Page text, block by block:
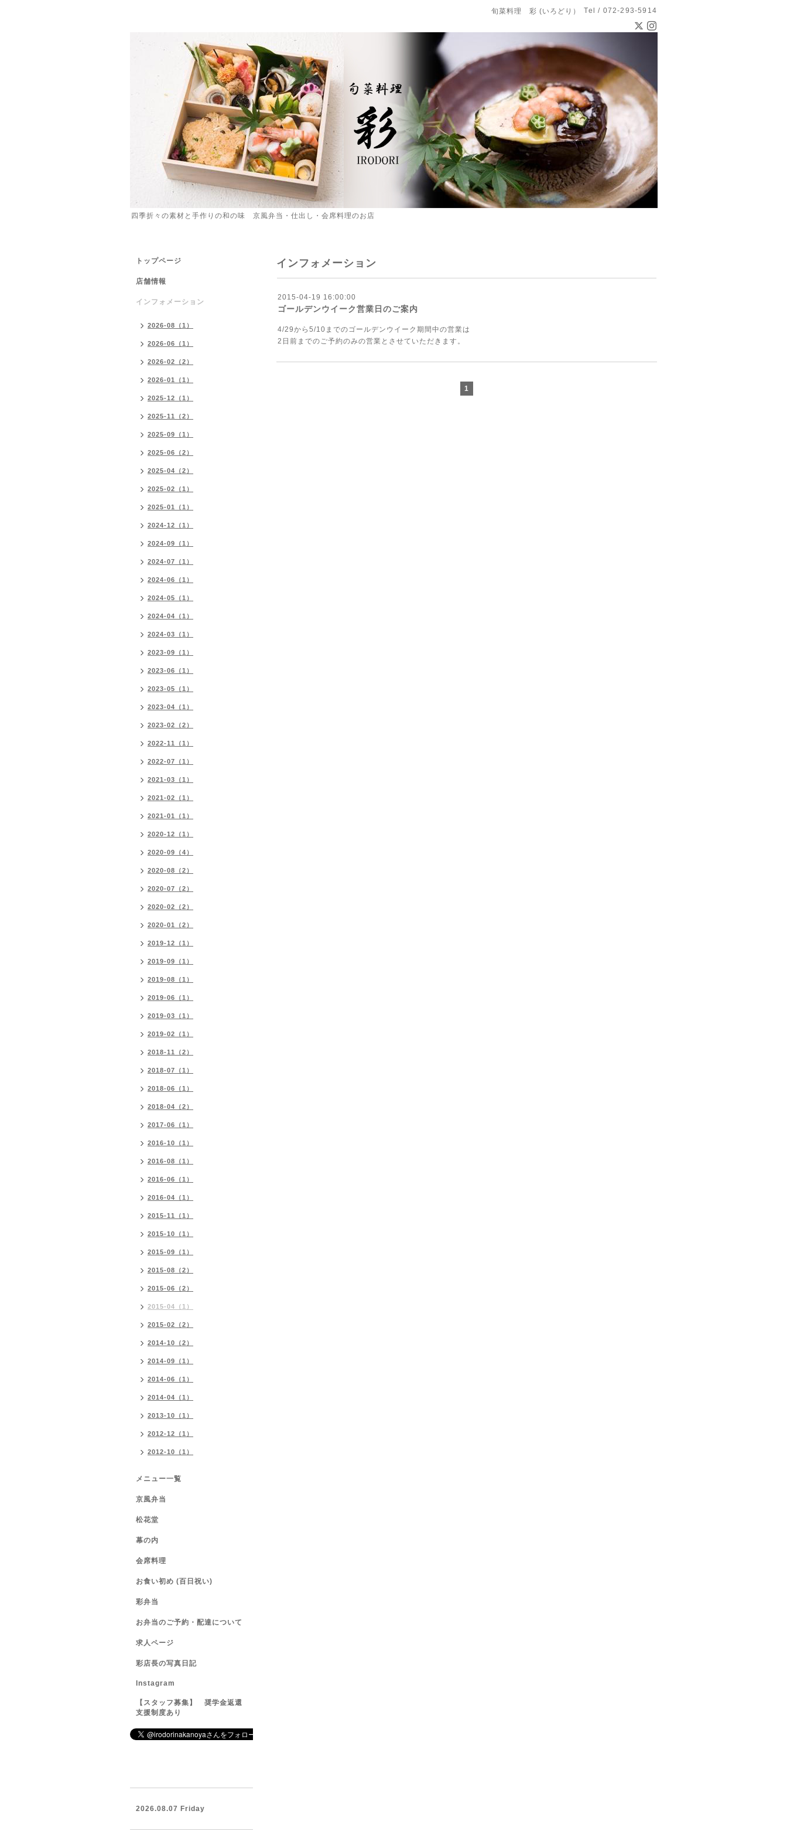
旬菜料理 彩 (いろどり） Tel / 072-293-5914
四季折々の素材と手作りの和の味 京風弁当・仕出し・会席料理のお店
インフォメーション
2015-04-19 16:00:00
ゴールデンウイーク営業日のご案内
4/29から5/10までのゴールデンウイーク期間中の営業は
2日前までのご予約のみの営業とさせていただきます。
1
トップページ
店舗情報
インフォメーション
2026-08（1）
2026-06（1）
2026-02（2）
2026-01（1）
2025-12（1）
2025-11（2）
2025-09（1）
2025-06（2）
2025-04（2）
2025-02（1）
2025-01（1）
2024-12（1）
2024-09（1）
2024-07（1）
2024-06（1）
2024-05（1）
2024-04（1）
2024-03（1）
2023-09（1）
2023-06（1）
2023-05（1）
2023-04（1）
2023-02（2）
2022-11（1）
2022-07（1）
2021-03（1）
2021-02（1）
2021-01（1）
2020-12（1）
2020-09（4）
2020-08（2）
2020-07（2）
2020-02（2）
2020-01（2）
2019-12（1）
2019-09（1）
2019-08（1）
2019-06（1）
2019-03（1）
2019-02（1）
2018-11（2）
2018-07（1）
2018-06（1）
2018-04（2）
2017-06（1）
2016-10（1）
2016-08（1）
2016-06（1）
2016-04（1）
2015-11（1）
2015-10（1）
2015-09（1）
2015-08（2）
2015-06（2）
2015-04（1）
2015-02（2）
2014-10（2）
2014-09（1）
2014-06（1）
2014-04（1）
2013-10（1）
2012-12（1）
2012-10（1）
メニュー一覧
京風弁当
松花堂
幕の内
会席料理
お食い初め (百日祝い)
彩弁当
お弁当のご予約・配達について
求人ページ
彩店長の写真日記
Instagram
【スタッフ募集】 奨学金返還
支援制度あり
2026.08.07 Friday